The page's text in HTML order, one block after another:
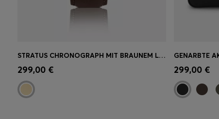
Schnelleinkauf
Größe)
STRATUS CHRONOGRAPH MIT BRAUNEM LEDERARMBAND
299,00 €
Größe)
299,00 €